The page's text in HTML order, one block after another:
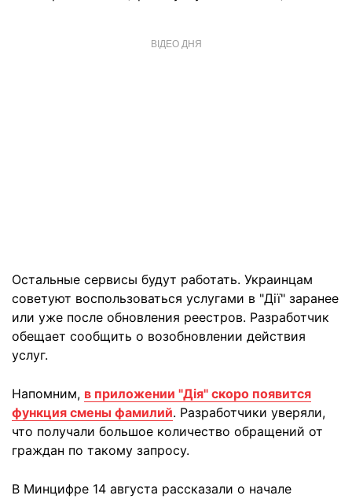
ВІДЕО ДНЯ
Остальные сервисы будут работать. Украинцам
советуют воспользоваться услугами в "Дії" заранее
или уже после обновления реестров. Разработчик
обещает сообщить о возобновлении действия
услуг.
Напомним, в приложении "Дія" скоро появится
функция смены фамилий. Разработчики уверяли,
что получали большое количество обращений от
граждан по такому запросу.
В Минцифре 14 августа рассказали о начале